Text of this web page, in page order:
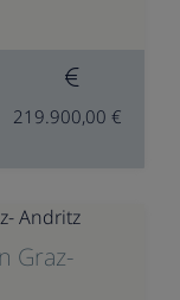
219.900,00 €
Graz-